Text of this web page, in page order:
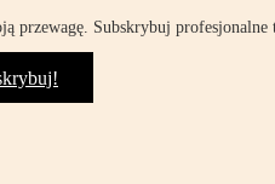
przewagę. Subskrybuj